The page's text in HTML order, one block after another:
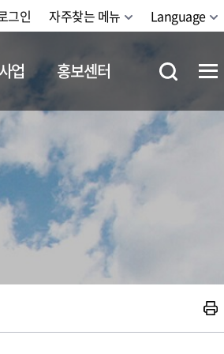
그인 자주찾는 메뉴 Language
업 홍보센터